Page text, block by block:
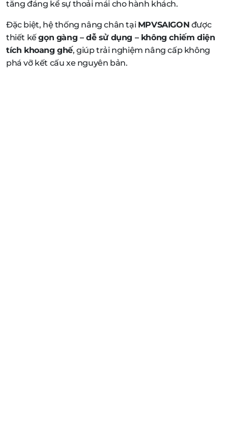
tăng đáng kể sự thoải mái cho hành khách.
Đặc biệt, hệ thống nâng chân tại MPVSAIGON được
thiết kếgọn gàng – dễ sử dụng – không chiếm diện
tích khoang ghế, giúp trải nghiệm nâng cấp không
phá vỡ kết cấu xe nguyên bản.